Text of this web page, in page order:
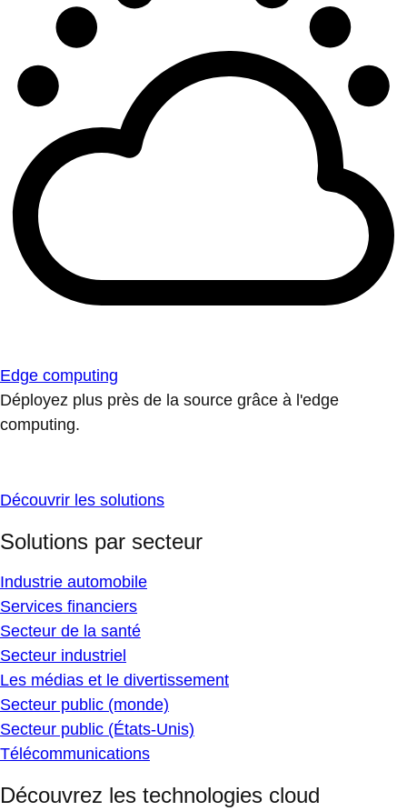
Edge computing
Déployez plus près de la source grâce à l'edge
computing.
Découvrir les solutions
Solutions par secteur
Industrie automobile
Services financiers
Secteur de la santé
Secteur industriel
Les médias et le divertissement
Secteur public (monde)
Secteur public (États-Unis)
Télécommunications
Découvrez les technologies cloud